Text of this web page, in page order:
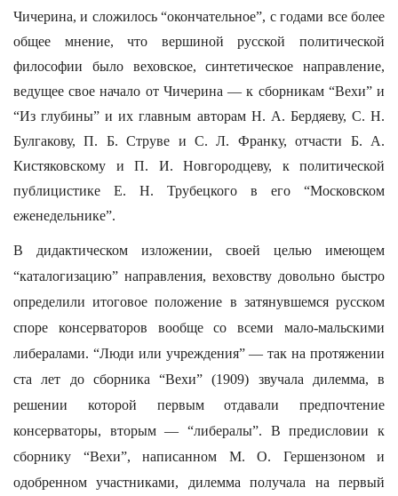
Чичерина, и сложилось “окончательное”, с годами все более
общее мнение, что вершиной русской политической
философии было веховское, синтетическое направление,
ведущее свое начало от Чичерина — к сборникам “Вехи” и
“Из глубины” и их главным авторам Н. А. Бердяеву, С. Н.
Булгакову, П. Б. Струве и С. Л. Франку, отчасти Б. А.
Кистяковскому и П. И. Новгородцеву, к политической
публицистике Е. Н. Трубецкого в его “Московском
еженедельнике”.
В дидактическом изложении, своей целью имеющем
“каталогизацию” направления, веховству довольно быстро
определили итоговое положение в затянувшемся русском
споре консерваторов вообще со всеми мало-мальскими
либералами. “Люди или учреждения” — так на протяжении
ста лет до сборника “Вехи” (1909) звучала дилемма, в
решении которой первым отдавали предпочтение
консерваторы, вторым — “либералы”. В предисловии к
сборнику “Вехи”, написанном М. О. Гершензоном и
одобренном участниками, дилемма получала на первый